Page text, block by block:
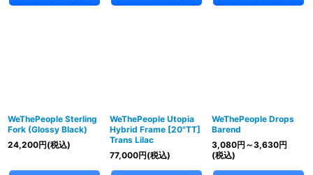
WeThePeople Sterling
Fork (Glossy Black)
24,200円(税込)
WeThePeople Utopia
Hybrid Frame [20"TT]
Trans Lilac
77,000円(税込)
WeThePeople Drops
Barend
3,080円 ～3,630円
(税込)